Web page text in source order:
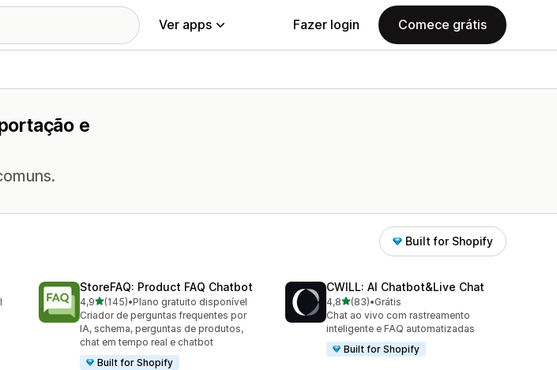
Ver apps Fazer login Comece grátis
e
Built for Shopify
StoreFAQ: Product FAQ Chatbot
4,9de 5 estrelas
(145)
145 avaliações ao todo
•Plano gratuito disponível
Criador de perguntas frequentes por
IA, schema, perguntas de produtos,
chat em tempo real e chatbot
Built for Shopify
CWILL: AI Chatbot&Live Chat
4,8de 5 estrelas
(83)
83 avaliações ao todo
•Grátis
Chat ao vivo com rastreamento
inteligente e FAQ automatizadas
Built for Shopify